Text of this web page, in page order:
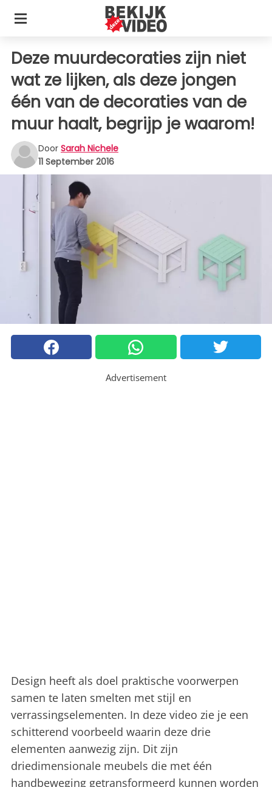
Deze muurdecoraties zijn niet
wat ze lijken, als deze jongen
één van de decoraties van de
muur haalt, begrijp je waarom!
Door Sarah Nichele
11 September 2016
Advertisement
Design heeft als doel praktische voorwerpen
samen te laten smelten met stijl en
verrassingselementen. In deze video zie je een
schitterend voorbeeld waarin deze drie
elementen aanwezig zijn. Dit zijn
driedimensionale meubels die met één
handbeweging getransformeerd kunnen worden